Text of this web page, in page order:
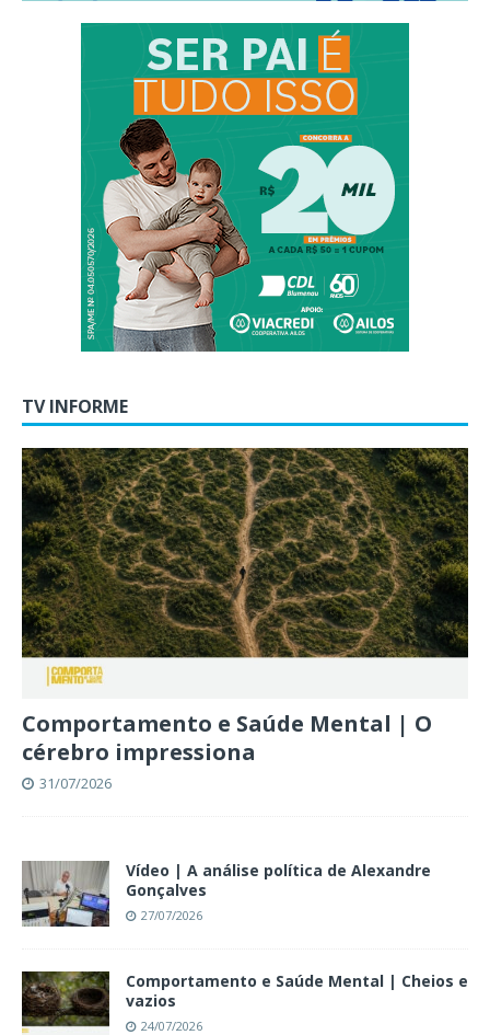
TV INFORME
Comportamento e Saúde Mental | O
cérebro impressiona
31/07/2026
Vídeo | A análise política de Alexandre
Gonçalves
27/07/2026
Comportamento e Saúde Mental | Cheios e
vazios
24/07/2026